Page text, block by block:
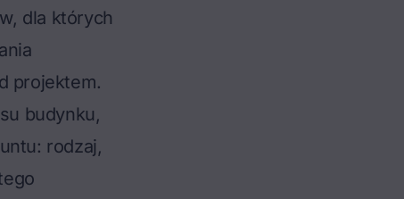
dla których
projektem.
budynku,
rodzaj,